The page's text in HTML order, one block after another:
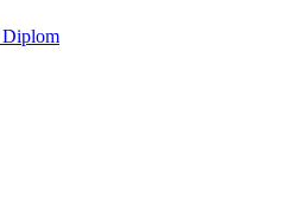
Diplom